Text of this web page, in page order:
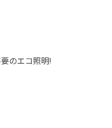
のエコ照明!